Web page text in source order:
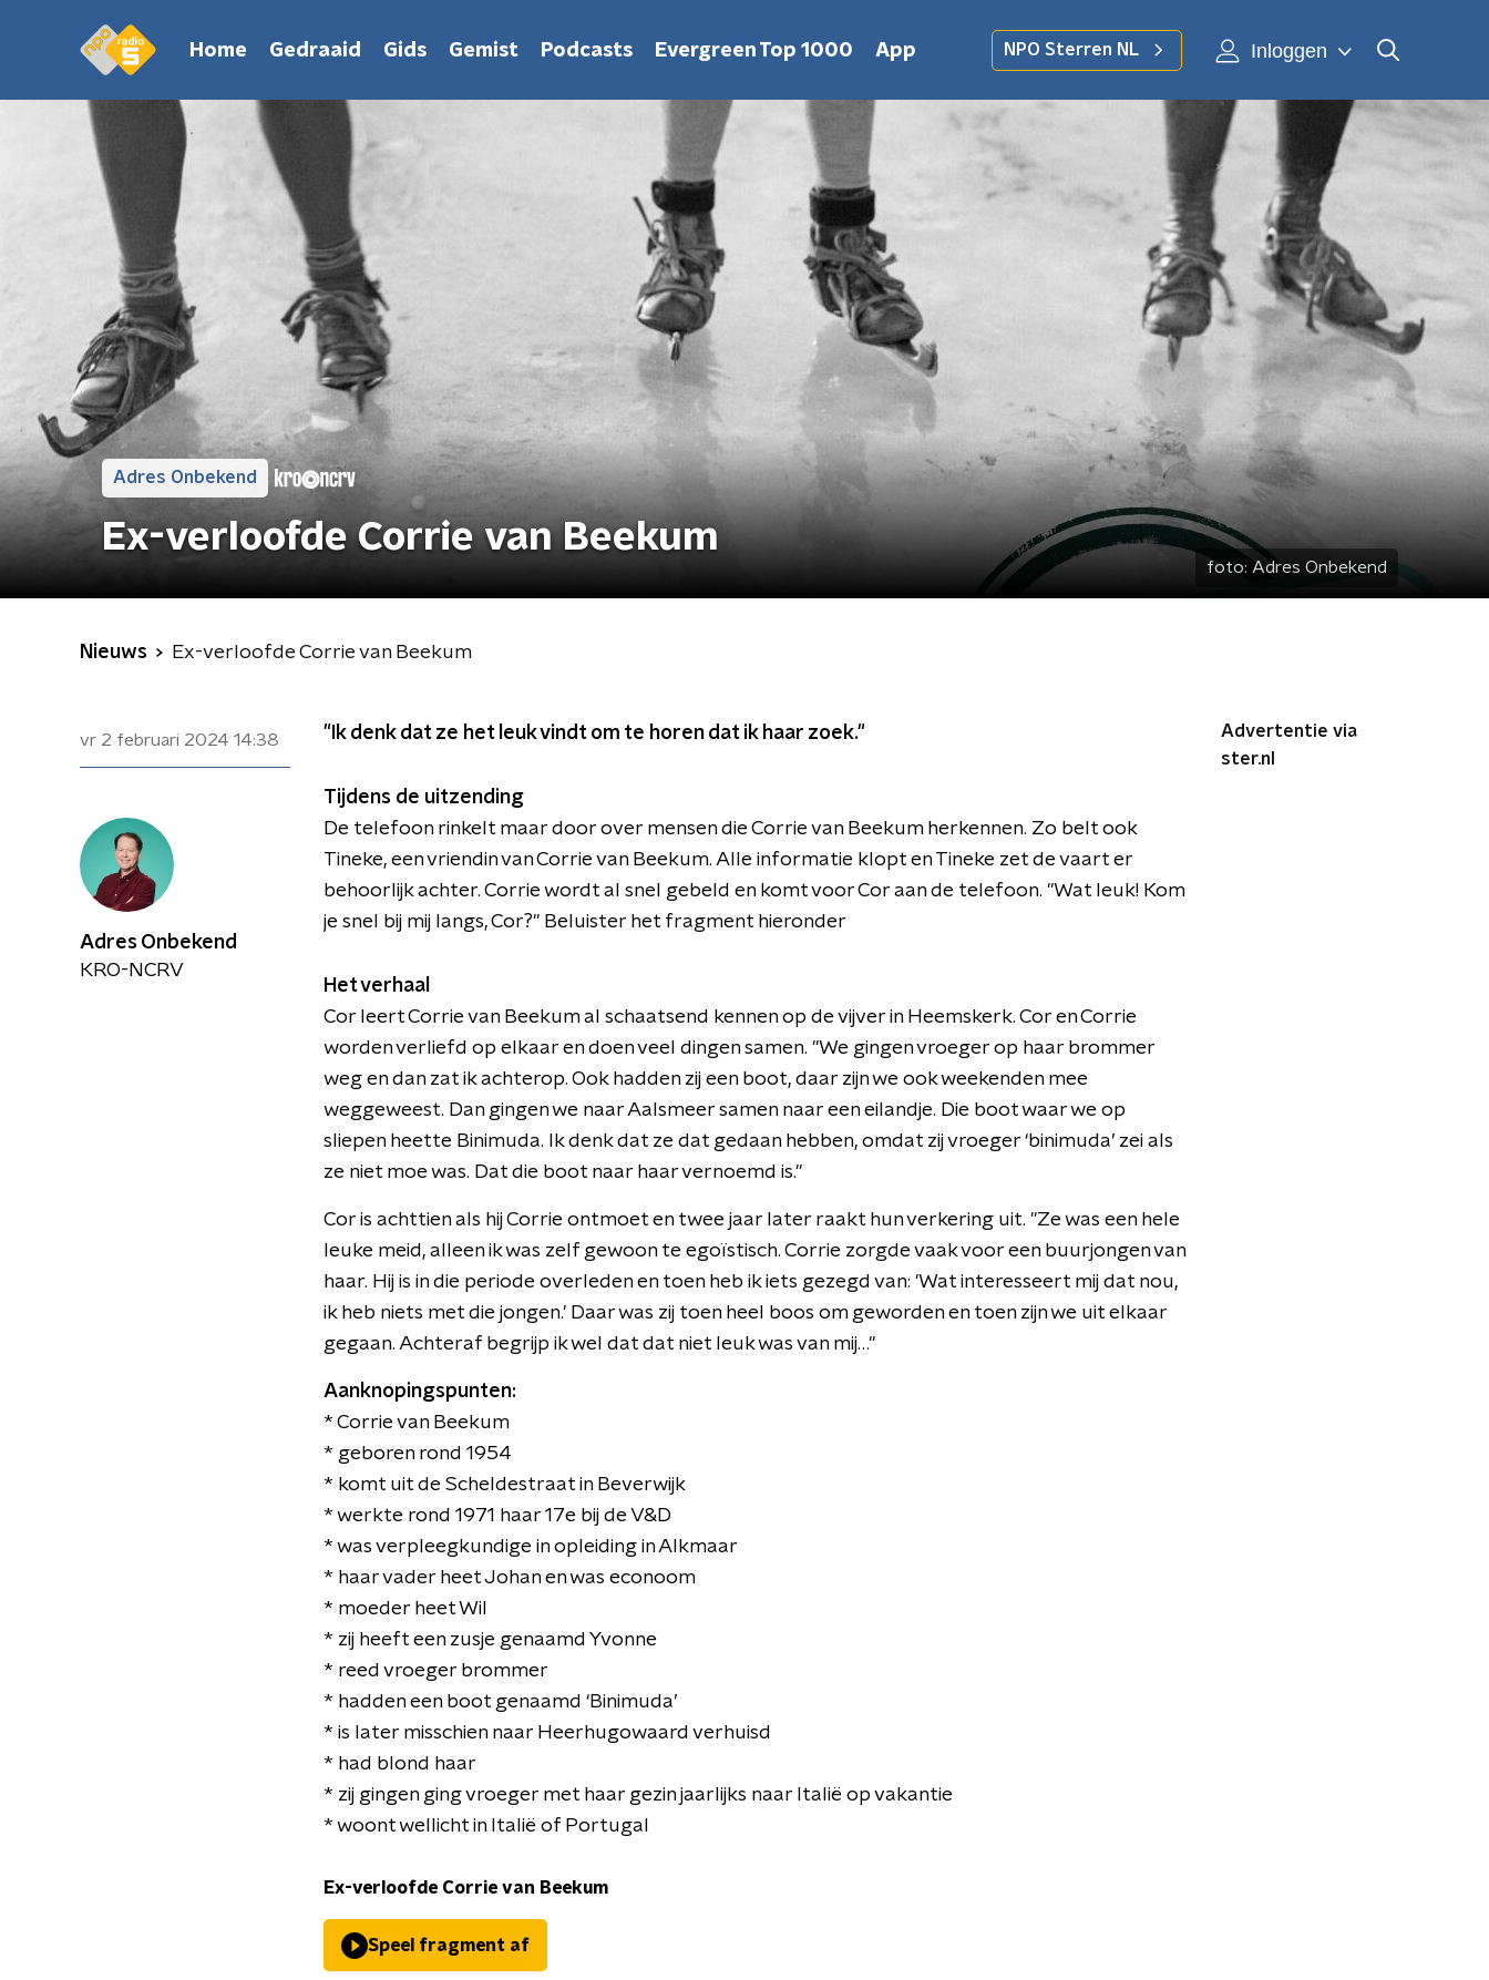
Home Gedraaid Gids Gemist Podcasts Evergreen Top 1000 App NPO Sterren NL Inloggen
Adres Onbekend
Ex-verloofde Corrie van Beekum
foto: Adres Onbekend
Nieuws Ex-verloofde Corrie van Beekum
vr 2 februari 2024 14:38 "Ik denk dat ze het leuk vindt om te horen dat ik haar zoek."
Tijdens de uitzending
De telefoon rinkelt maar door over mensen die Corrie van Beekum herkennen. Zo belt ook
Tineke, een vriendin van Corrie van Beekum. Alle informatie klopt en Tineke zet de vaart er
behoorlijk achter. Corrie wordt al snel gebeld en komt voor Cor aan de telefoon. "Wat leuk! Kom
je snel bij mij langs, Cor?" Beluister het fragment hieronder
Het verhaal
Cor leert Corrie van Beekum al schaatsend kennen op de vijver in Heemskerk. Cor en Corrie
worden verliefd op elkaar en doen veel dingen samen. "We gingen vroeger op haar brommer
weg en dan zat ik achterop. Ook hadden zij een boot, daar zijn we ook weekenden mee
weggeweest. Dan gingen we naar Aalsmeer samen naar een eilandje. Die boot waar we op
sliepen heette Binimuda. Ik denk dat ze dat gedaan hebben, omdat zij vroeger ‘binimuda’ zei als
ze niet moe was. Dat die boot naar haar vernoemd is."
Cor is achttien als hij Corrie ontmoet en twee jaar later raakt hun verkering uit. "Ze was een hele
leuke meid, alleen ik was zelf gewoon te egoïstisch. Corrie zorgde vaak voor een buurjongen van
haar. Hij is in die periode overleden en toen heb ik iets gezegd van: 'Wat interesseert mij dat nou,
ik heb niets met die jongen.' Daar was zij toen heel boos om geworden en toen zijn we uit elkaar
gegaan. Achteraf begrijp ik wel dat dat niet leuk was van mij…"
Aanknopingspunten:
* Corrie van Beekum
* geboren rond 1954
* komt uit de Scheldestraat in Beverwijk
* werkte rond 1971 haar 17e bij de V&D
* was verpleegkundige in opleiding in Alkmaar
* haar vader heet Johan en was econoom
* moeder heet Wil
* zij heeft een zusje genaamd Yvonne
* reed vroeger brommer
* hadden een boot genaamd ‘Binimuda’
* is later misschien naar Heerhugowaard verhuisd
* had blond haar
* zij gingen ging vroeger met haar gezin jaarlijks naar Italië op vakantie
* woont wellicht in Italië of Portugal
Ex-verloofde Corrie van Beekum
Speel fragment af
Advertentie via
ster.nl
Adres Onbekend
KRO-NCRV